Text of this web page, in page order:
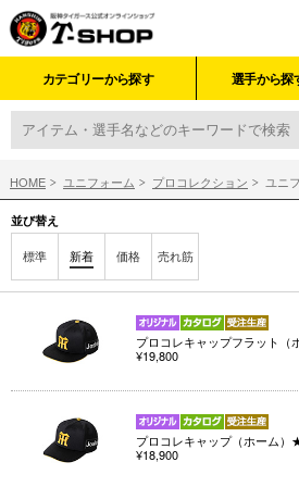
カテゴリーから探す 選手から探
HOME ユニフォーム プロコレクション ユニ
並び替え
標準 新着 価格 売れ筋
プロコレキャップフラット
¥19,800
プロコレキャップ（ホーム
¥18,900